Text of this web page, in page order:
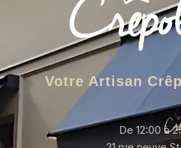
Votre Artisan
De 12:00 à